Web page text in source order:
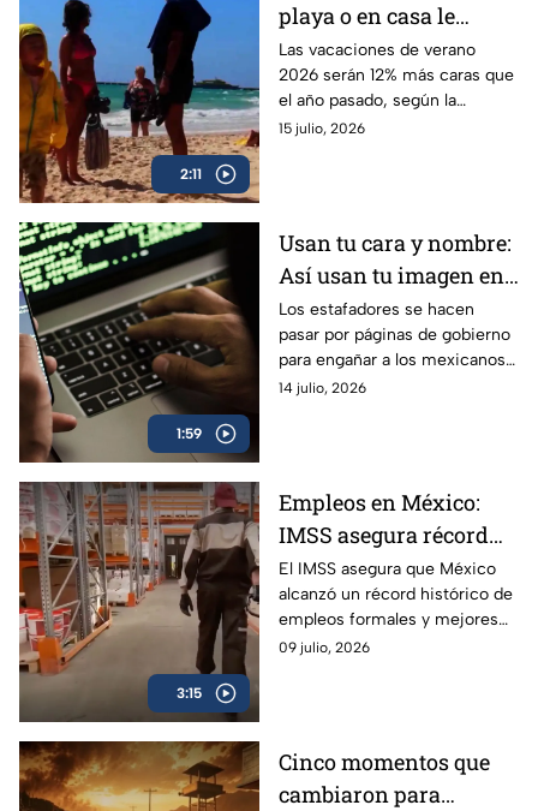
2:11
playa o en casa le
costarán más caro a tu
cartera
Las vacaciones de verano
2026 serán 12% más caras que
el año pasado, según la
ANPEC; afecta el presupuesto
15 julio, 2026
1:59
Usan tu cara y nombre:
Así usan tu imagen en
redes sociales para
hacer fraudes en
México
Los estafadores se hacen
pasar por páginas de gobierno
para engañar a los mexicanos y
quitarles su dinero; esta es la
14 julio, 2026
3:15
Empleos en México:
IMSS asegura récord
histórico, pero
encuesta revela
condiciones laborales
críticas
El IMSS asegura que México
alcanzó un récord histórico de
empleos formales y mejores
salarios, mientras cifras del
09 julio, 2026
Cinco momentos que
cambiaron para